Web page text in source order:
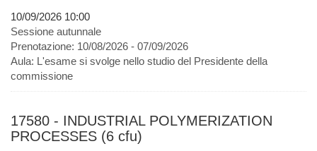
10/09/2026 10:00
Sessione autunnale
Prenotazione: 10/08/2026 - 07/09/2026
Aula: L'esame si svolge nello studio del Presidente della
commissione
17580 - INDUSTRIAL POLYMERIZATION
PROCESSES (6 cfu)